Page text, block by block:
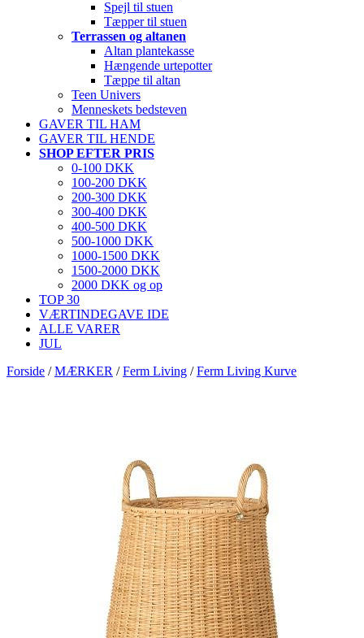
Spejl til stuen
Tæpper til stuen
Terrassen og altanen
Altan plantekasse
Hængende urtepotter
Tæppe til altan
Teen Univers
Menneskets bedsteven
GAVER TIL HAM
GAVER TIL HENDE
SHOP EFTER PRIS
0-100 DKK
100-200 DKK
200-300 DKK
300-400 DKK
400-500 DKK
500-1000 DKK
1000-1500 DKK
1500-2000 DKK
2000 DKK og op
TOP 30
VÆRTINDEGAVE IDE
ALLE VARER
JUL
Forside /MÆRKER /Ferm Living /Ferm Living Kurve